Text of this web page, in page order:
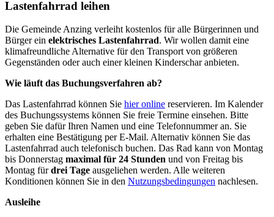
Lastenfahrrad leihen
Die Gemeinde Anzing verleiht kostenlos für alle Bürgerinnen und
Bürger ein elektrisches Lastenfahrrad. Wir wollen damit eine
klimafreundliche Alternative für den Transport von größeren
Gegenständen oder auch einer kleinen Kinderschar anbieten.
Wie läuft das Buchungsverfahren ab?
Das Lastenfahrrad können Sie hier online reservieren. Im Kalender
des Buchungssystems können Sie freie Termine einsehen. Bitte
geben Sie dafür Ihren Namen und eine Telefonnummer an. Sie
erhalten eine Bestätigung per E-Mail. Alternativ können Sie das
Lastenfahrrad auch telefonisch buchen. Das Rad kann von Montag
bis Donnerstag maximal für 24 Stunden und von Freitag bis
Montag fürdrei Tage ausgeliehen werden. Alle weiteren
Konditionen können Sie in den Nutzungsbedingungen nachlesen.
Ausleihe